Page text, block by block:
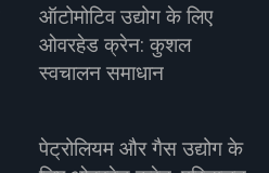
ऑटोमोटिव उद्योग के लिए
ओवरहेड क्रेन: कुशल
स्वचालन समाधान
पेट्रोलियम और गैस उद्योग के